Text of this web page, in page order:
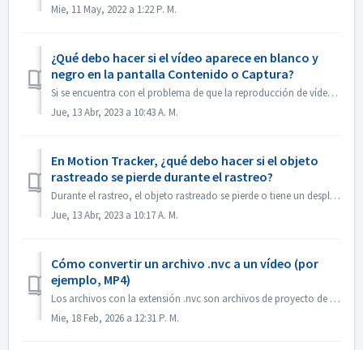
Mie, 11 May, 2022 a 1:22 P. M.
¿Qué debo hacer si el vídeo aparece en blanco y
negro en la pantalla Contenido o Captura?
Si se encuentra con el problema de que la reproducción de vídeo es en blanco y negro, pero la exportación / grabación es en color, por favor, actualice el s...
Jue, 13 Abr, 2023 a 10:43 A. M.
En Motion Tracker, ¿qué debo hacer si el objeto
rastreado se pierde durante el rastreo?
Durante el rastreo, el objeto rastreado se pierde o tiene un desplazamiento, puede "detener el rastreo" inmediatamente, hacer clic en "Acerca...
Jue, 13 Abr, 2023 a 10:17 A. M.
Cómo convertir un archivo .nvc a un vídeo (por
ejemplo, MP4)
Los archivos con la extensión .nvc son archivos de proyecto de Nero Video, NO vídeos terminados. Contienen instrucciones de edición y enlaces a los medios d...
Mie, 18 Feb, 2026 a 12:31 P. M.